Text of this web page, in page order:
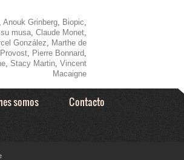
Anouk Grinberg, Biopic,
musa, Claude Monet,
González, Marthe de
, Pierre Bonnard,
, Stacy Martin, Vincent
Macaigne
somos
Contacto